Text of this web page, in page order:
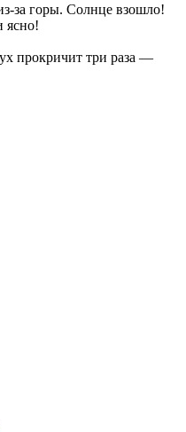
за горы. Солнце взошло!
ясно!
прокричит три раза —